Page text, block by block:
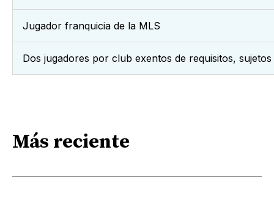
Jugador franquicia de la MLS
Dos jugadores por club exentos de requisitos,
Más reciente